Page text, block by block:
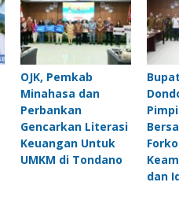
OJK, Pemkab
Minahasa dan
Perbankan
Gencarkan Literasi
Keuangan Untuk
UMKM di Tondano
dan